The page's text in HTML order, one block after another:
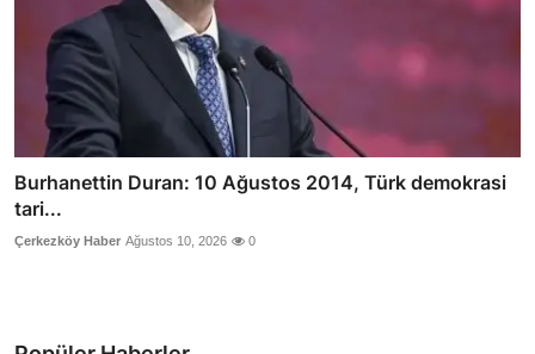
Burhanettin Duran: 10 Ağustos 2014, Türk demokrasi
tari...
Çerkezköy Haber Ağustos 10, 2026 0